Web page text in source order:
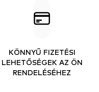
KÖNNYŰ FIZETÉSI
LEHETŐSÉGEK AZ ÖN
RENDELÉSÉHEZ